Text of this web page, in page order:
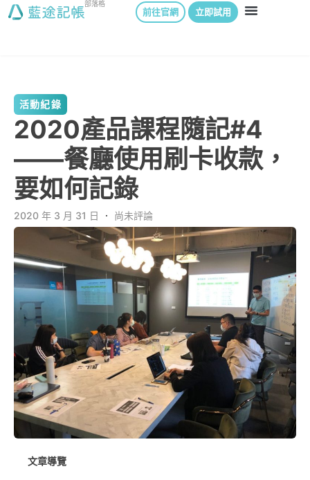
部落格
前往官網 立即試用
活動紀錄
2020產品課程隨記#4
——餐廳使用刷卡收款，
要如何記錄
2020 年 3 月 31 日 ． 尚未評論
文章導覽